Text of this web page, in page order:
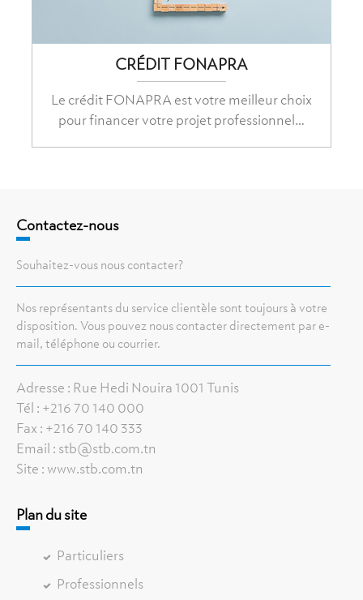
CRÉDIT FONAPRA
Le crédit FONAPRA est votre meilleur choix
pour financer votre projet professionnel…
Contactez-nous
Souhaitez-vous nous contacter?
Nos représentants du service clientèle sont toujours à votre
disposition. Vous pouvez nous contacter directement par e-
mail, téléphone ou courrier.
Adresse : Rue Hedi Nouira 1001 Tunis
Tél : +216 70 140 000
Fax : +216 70 140 333
Email : stb@stb.com.tn
Site : www.stb.com.tn
Plan du site
Particuliers
Professionnels